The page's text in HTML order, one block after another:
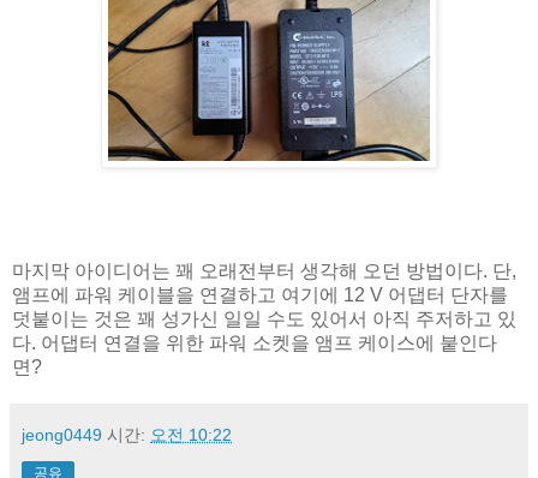
마지막 아이디어는 꽤 오래전부터 생각해 오던 방법이다. 단,
앰프에 파워 케이블을 연결하고 여기에 12 V 어댑터 단자를
덧붙이는 것은 꽤 성가신 일일 수도 있어서 아직 주저하고 있
다. 어댑터 연결을 위한 파워 소켓을 앰프 케이스에 붙인다
면?
jeong0449 시간: 오전 10:22
공유